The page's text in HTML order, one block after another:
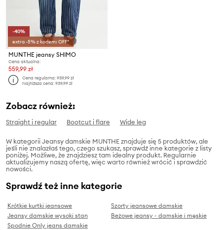
-40%
extra -5% z kodem: OFF*
MUNTHE jeansy SHIMO
Cena aktualna:
559,99 zł
Cena regularna:939,99 zł
Najniższa cena:939,99 zł
Zobacz również:
Straight i regular Bootcut i flare Wide leg
W kategorii Jeansy damskie MUNTHE znajduje się 5 produktów, ale
jeśli nie znalazłaś tego, czego szukasz, sprawdź inne kategorie z listy
poniżej. Możliwe, że znajdziesz tam idealny produkt. Regularnie
aktualizujemy naszą ofertę, więc warto również wrócić i sprawdzić
nowości.
Sprawdź też inne kategorie
Krótkie kurtki jeansowe
Szorty jeansowe damskie
Jeansy damskie wysoki stan
Beżowe jeansy - damskie i męskie
Spodnie Only jeans damskie